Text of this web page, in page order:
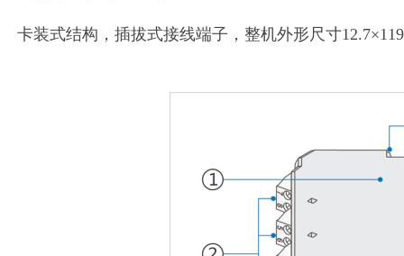
卡装式结构，插拔式接线端子，整机外形尺寸